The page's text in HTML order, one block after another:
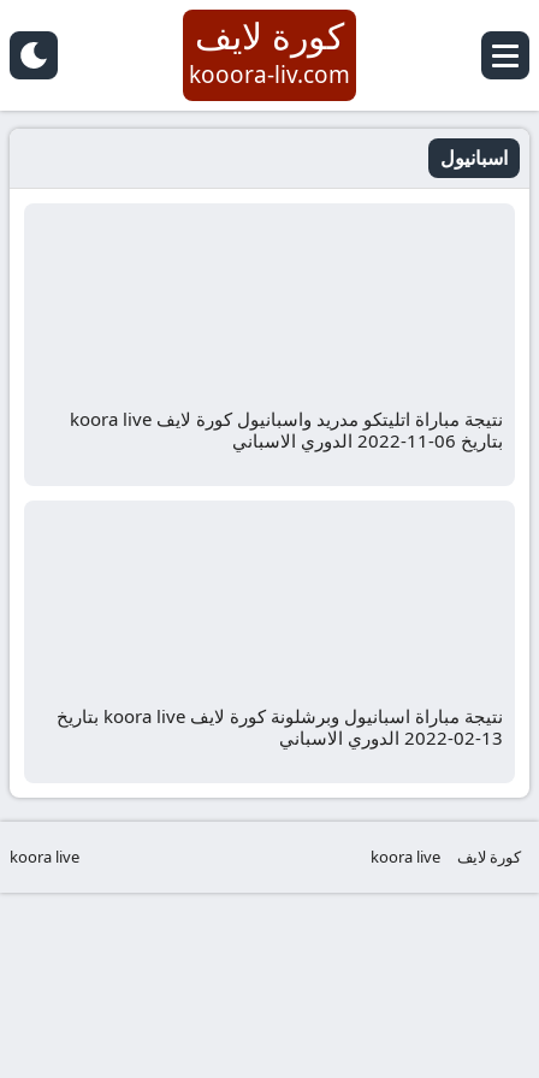
كورة لايف
kooora-liv.com
اسبانيول
نتيجة مباراة اتليتكو مدريد واسبانيول كورة لايف koora live
بتاريخ 06-11-2022 الدوري الاسباني
نتيجة مباراة اسبانيول وبرشلونة كورة لايف koora live بتاريخ
13-02-2022 الدوري الاسباني
كورة لايف koora live
koora live